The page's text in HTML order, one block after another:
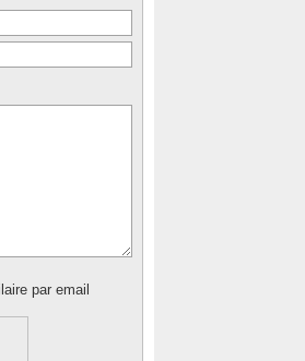
par email